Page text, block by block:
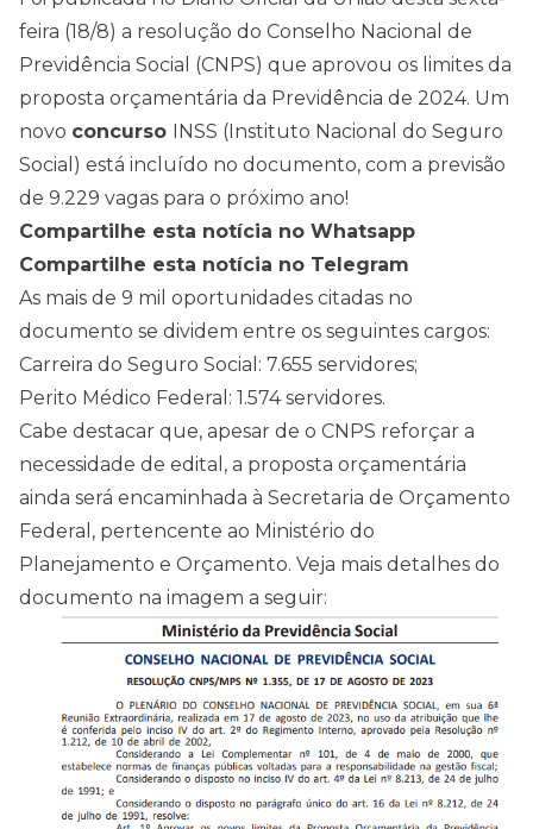
feira (18/8) a resolução do Conselho Nacional de
Previdência Social (CNPS) que aprovou os limites da
proposta orçamentária da Previdência de 2024. Um
novo concurso INSS (Instituto Nacional do Seguro
Social) está incluído no documento, com a previsão
de 9.229 vagas para o próximo ano!
Compartilhe esta notícia no Whatsapp
Compartilhe esta notícia no Telegram
As mais de 9 mil oportunidades citadas no
documento se dividem entre os seguintes cargos:
Carreira do Seguro Social: 7.655 servidores;
Perito Médico Federal: 1.574 servidores.
Cabe destacar que, apesar de o CNPS reforçar a
necessidade de edital , a proposta orçamentária
ainda será encaminhada à Secretaria de Orçamento
Federal, pertencente ao Ministério do
Planejamento e Orçamento. Veja mais detalhes do
documento na imagem a seguir: